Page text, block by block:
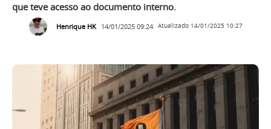
que teve acesso ao documento interno.
Henrique HK 14/01/2025 09:24 Atualizado 14/01/2025 10:27